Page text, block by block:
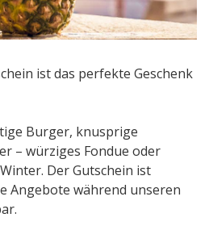
ist das perfekte Geschenk
Burger, knusprige
– würziges Fondue oder
Der Gutschein ist
Angebote während unseren